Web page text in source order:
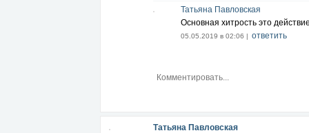
Татьяна Павловская
Основная хитрость это
05.05.2019 в 02:06 | ответить
Татьяна Павловская